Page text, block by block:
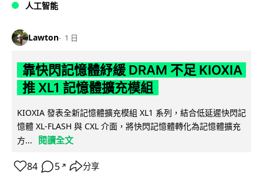
人工智能
Lawton 1 日
靠快閃記憶體紓緩 DRAM 不足 KIOXIA
推 XL1 記憶體擴充模組
KIOXIA 發表全新記憶體擴充模組 XL1 系列，結合低延遲快閃記
憶體 XL-FLASH 與 CXL 介面，將快閃記憶體轉化為記憶體擴充
方...
閱讀全文
84 5 ↗ 分享